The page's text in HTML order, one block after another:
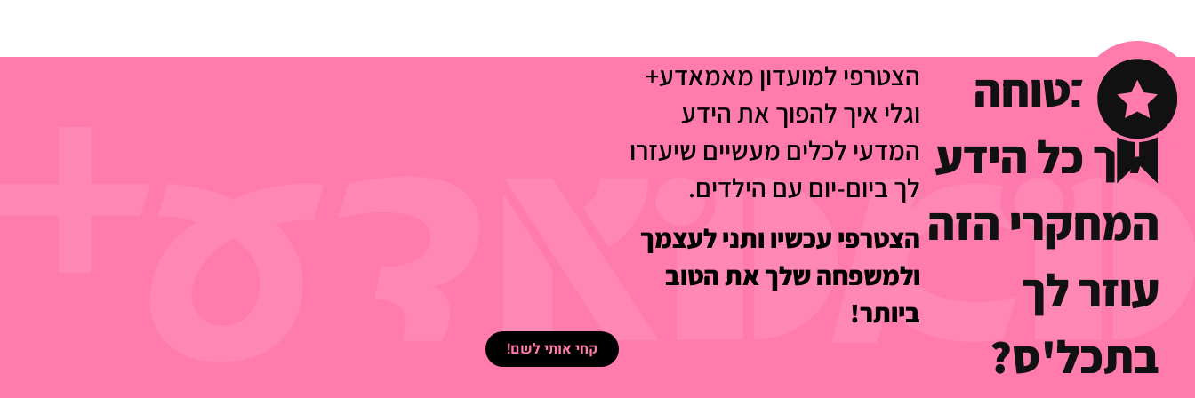
לא בטוחה
איך כל הידע
המחקרי הזה
עוזר לך
בתכל'ס?
הצטרפי למועדון מאמאדע+
וגלי איך להפוך את הידע
המדעי לכלים מעשיים שיעזרו
לך ביום-יום עם הילדים.
הצטרפי עכשיו ותני לעצמך
ולמשפחה שלך את הטוב
ביותר!
קחי אותי לשם!